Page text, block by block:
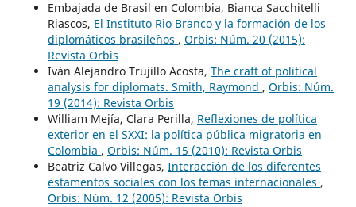
Embajada de Brasil en Colombia, Bianca Sacchitelli
Riascos, El Instituto Rio Branco y la formación de los
diplomáticos brasileños , Orbis: Núm. 20 (2015):
Revista Orbis
Iván Alejandro Trujillo Acosta, The craft of political
analysis for diplomats. Smith, Raymond , Orbis: Núm.
19 (2014): Revista Orbis
William Mejía, Clara Perilla, Reflexiones de política
exterior en el SXXI: la política pública migratoria en
Colombia , Orbis: Núm. 15 (2010): Revista Orbis
Beatriz Calvo Villegas, Interacción de los diferentes
estamentos sociales con los temas internacionales ,
Orbis: Núm. 12 (2005): Revista Orbis